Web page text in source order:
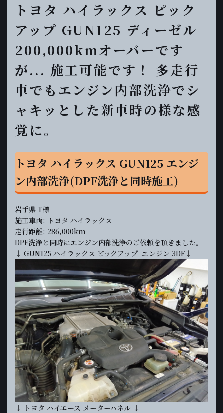
トヨタ ハイラックス ピック
アップ GUN125 ディーゼル
200,000kmオーバーです
が... 施工可能です！ 多走行
車でもエンジン内部洗浄でシ
ャキッとした新車時の様な感
覚に。
トヨタ ハイラックス GUN125 エンジ
ン内部洗浄(DPF洗浄と同時施工)
岩手県 T様
施工車両: トヨタ ハイラックス
走行距離: 286,000km
DPF洗浄と同時にエンジン内部洗浄のご依頼を頂きました。
↓ GUN125 ハイラックス ピックアップ エンジン 3DF↓
↓ トヨタ ハイエース メーターパネル ↓